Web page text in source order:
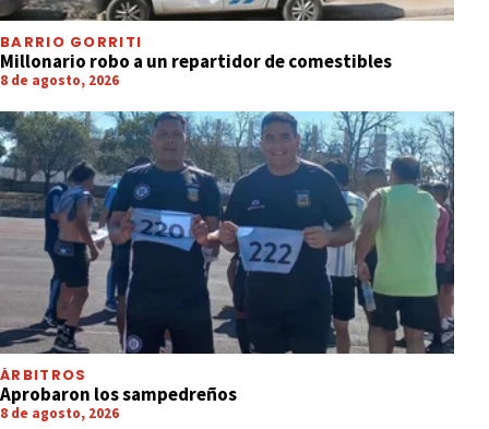
BARRIO GORRITI
Millonario robo a un repartidor de comestibles
8 de agosto, 2026
ÁRBITROS
Aprobaron los sampedreños
8 de agosto, 2026